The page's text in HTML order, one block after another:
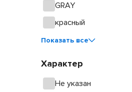
GRAY
красный
Показать все
Характер
Не указан